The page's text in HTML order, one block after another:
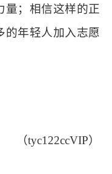
量； 相信这样的正
的年轻人加入志愿
（tyc122ccVIP）